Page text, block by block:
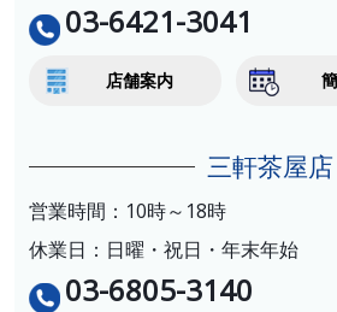
03-6421-3041
店舗案内
三軒茶屋店
営業時間：10時～18時
休業日：日曜・祝日・年末年始
03-6805-3140